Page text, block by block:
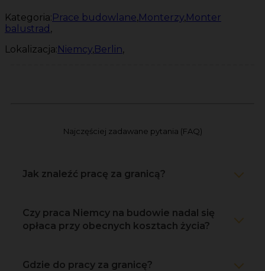
Kategoria:Prace budowlane,Monterzy,Monter
balustrad ,
Lokalizacja:Niemcy,Berlin,
Najczęściej zadawane pytania (FAQ)
Jak znaleźć pracę za granicą?
Czy praca Niemcy na budowie nadal się
opłaca przy obecnych kosztach życia?
Gdzie do pracy za granicę?